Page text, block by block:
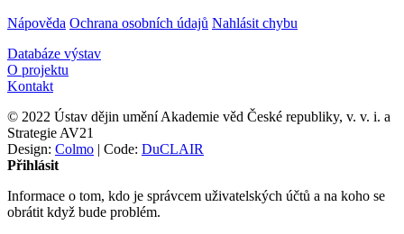
Nápověda Ochrana osobních údajů Nahlásit chybu
Databáze výstav
O projektu
Kontakt
© 2022 Ústav dějin umění Akademie věd České republiky, v. v. i. a
Strategie AV21
Design: Colmo | Code: DuCLAIR
Přihlásit
Informace o tom, kdo je správcem uživatelských účtů a na koho se
obrátit když bude problém.